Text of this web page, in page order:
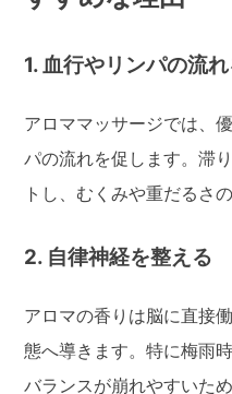
1. 血行やリンパの流
アロママッサージでは、
パの流れを促します。滞
トし、むくみや重だるさ
2. 自律神経を整える
アロマの香りは脳に直接
態へ導きます。特に梅雨
バランスが崩れやすいた